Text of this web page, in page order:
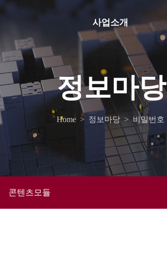
사업소개
정보마당
Home > 정보마당 > 비밀번호
콘텐츠모듈